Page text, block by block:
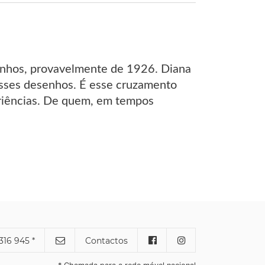
provavelmente de 1926. Diana
desenhos. É esse cruzamento
De quem, em tempos
945 * Contactos